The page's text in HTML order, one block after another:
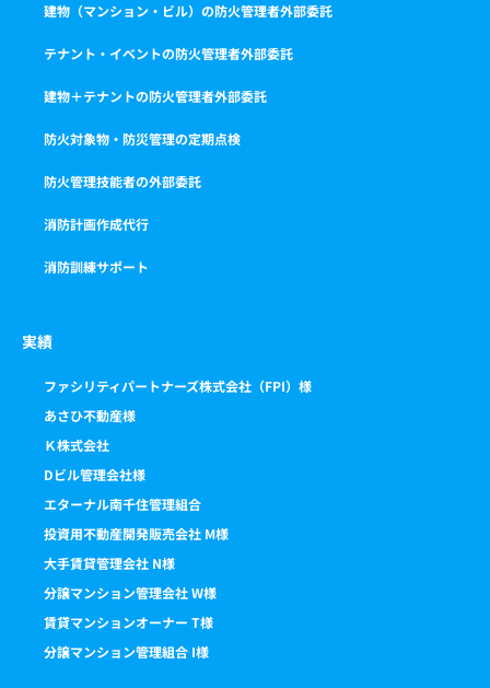
建物（マンション・ビル）の防火管理者外部委託
テナント・イベントの防火管理者外部委託
建物＋テナントの防火管理者外部委託
防火対象物・防災管理の定期点検
防火管理技能者の外部委託
消防計画作成代行
消防訓練サポート
実績
ファシリティパートナーズ株式会社（FPI）様
あさひ不動産様
Ｋ株式会社
Dビル管理会社様
エターナル南千住管理組合
投資用不動産開発販売会社 M様
大手賃貸管理会社 N様
分譲マンション管理会社 W様
賃貸マンションオーナー T様
分譲マンション管理組合 I様